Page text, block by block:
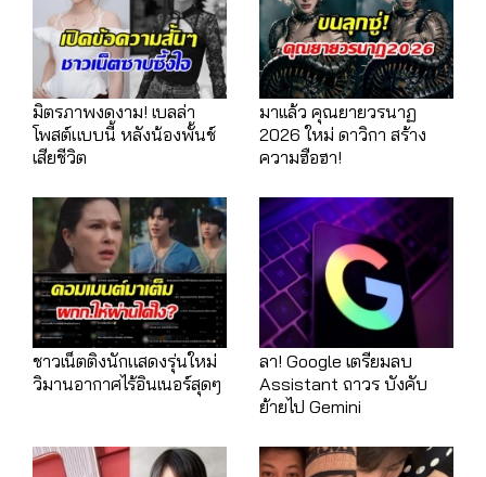
มิตรภาพงดงาม! เบลล่า
โพสต์แบบนี้ หลังน้องพั้นช์
เสียชีวิต
มาเเล้ว คุณยายวรนาฏ
2026 ใหม่ ดาวิกา สร้าง
ความฮือฮา!
ชาวเน็ตติงนักแสดงรุ่นใหม่
วิมานอากาศไร้อินเนอร์สุดๆ
ลา! Google เตรียมลบ
Assistant ถาวร บังคับ
ย้ายไป Gemini